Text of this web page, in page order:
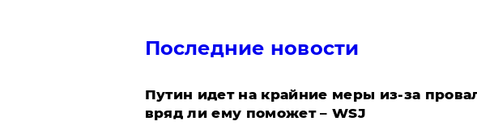
Последние новости
Путин идет на крайние меры из-за
вряд ли ему поможет – WSJ